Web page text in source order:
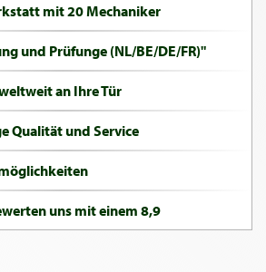
mit 20 Mechaniker
und Prüfunge (NL/BE/DE/FR)"
an Ihre Tür
Qualität und Service
uns mit einem 8,9